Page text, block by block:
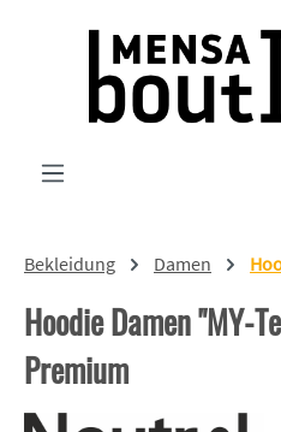
Zum Hauptinhalt springen
Bekleidung Damen
Hoodie Damen "MY-
Premium